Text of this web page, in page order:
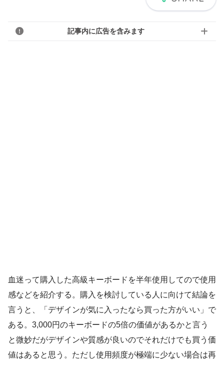
記事内に広告を含みます
血迷って購入した高級キーボードを半年使用してので使用
感などを紹介する。購入を検討している人に向けて結論を
言うと、「デザインが気に入ったなら買った方がいい」で
ある。3,000円のキーボードの5倍の価値があるかと言う
と微妙だがデザインや質感が良いのでそれだけでも買う価
値はあると思う。ただし使用頻度が極端に少ない場合は再